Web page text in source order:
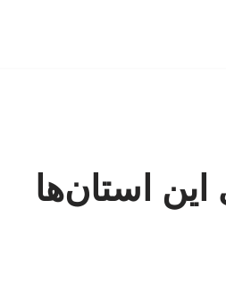
استان‌ها